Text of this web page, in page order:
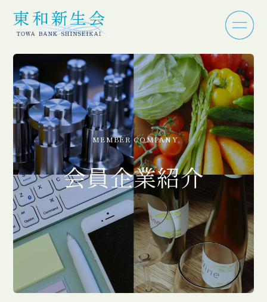
MEMBER COMPANY
会員企業紹介